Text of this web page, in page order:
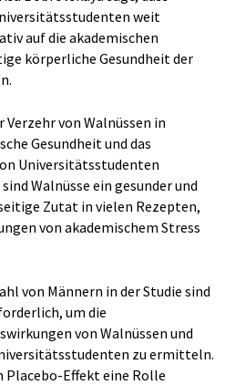
weit
auf die akademischen
körperliche Gesundheit der
von Walnüssen in
Gesundheit und das
Universitätsstudenten
Walnüsse ein gesunder und
Zutat in vielen Rezepten,
von akademischem Stress
von Männern in der Studie sind
um die
von Walnüssen und
zu ermitteln.
Placebo-Effekt eine Rolle